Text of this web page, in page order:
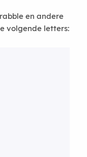
en andere
volgende letters: